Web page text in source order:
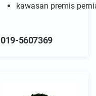
kawasan premis
019-5607369